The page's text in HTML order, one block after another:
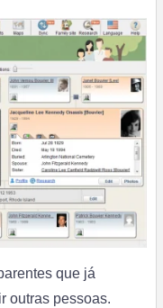
que já
outras pessoas.